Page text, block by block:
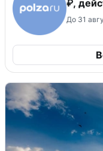
₽,
До 31